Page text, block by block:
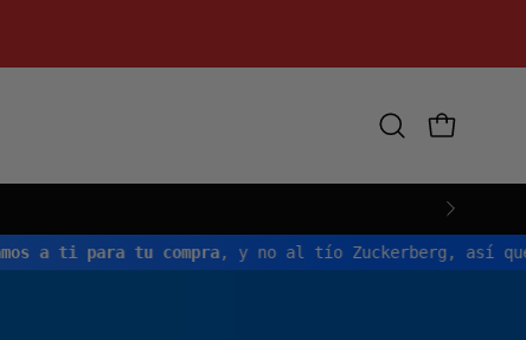
Abrir
de
búsqueda
CARRO
regalamos a ti para tu compra , y no al tío